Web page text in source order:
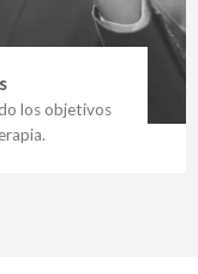
los objetivos